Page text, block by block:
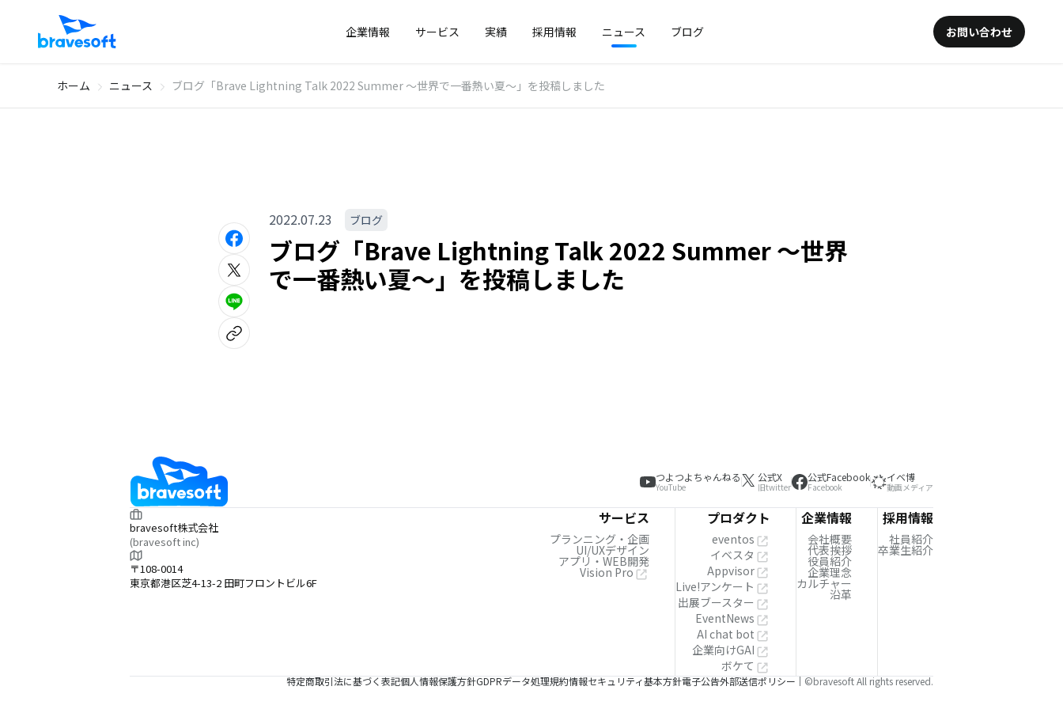
企業情報 サービス 実績 採用情報 ニュース ブログ お問い合わせ
ホーム ニュース ブログ「Brave Lightning Talk 2022 Summer 〜世界で一番熱い夏〜」を投稿しました
2022.07.23 ブログ
ブログ「Brave Lightning Talk 2022 Summer 〜世界
で一番熱い夏〜」を投稿しました
つよつよちゃんねる
YouTube
公式X
旧twitter
公式Facebook
Facebook
イベ博
動画メディア
bravesoft株式会社
(bravesoft inc)
〒108-0014
東京都港区芝4-13-2 田町フロントビル6F
サービス
プランニング・企画
UI/UXデザイン
アプリ・WEB開発
Vision Pro
プロダクト
eventos
イベスタ
Appvisor
Live!アンケート
出展ブースター
EventNews
AI chat bot
企業向けGAI
ボケて
企業情報
会社概要
代表挨拶
役員紹介
企業理念
カルチャー
沿革
採用情報
社員紹介
卒業生紹介
特定商取引法に基づく表記個人情報保護方針GDPRデータ処理規約情報セキュリティ基本方針電子公告外部送信ポリシー ©bravesoft All rights reserved.